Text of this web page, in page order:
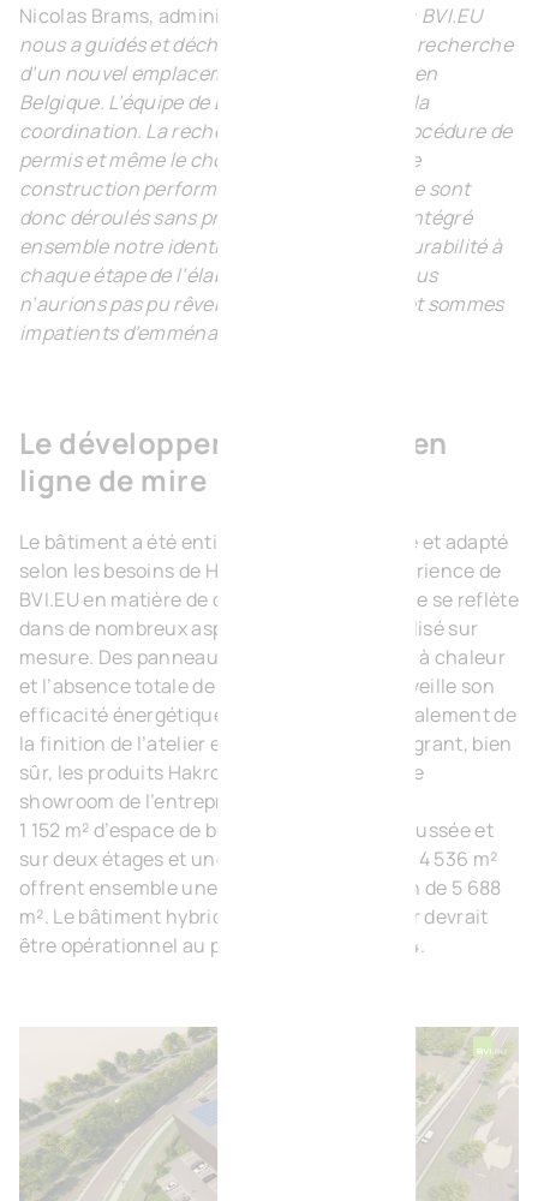
Nicolas Brams, administrateur de Hakron :
« BVI.EU
nous a guidés et déchargés de A à Z dans la recherche
d’un nouvel emplacement pour notre siège en
Belgique. L’équipe de BVI.EU a assuré toute la
coordination. La recherche du terrain, la procédure de
permis et même le choix d’une entreprise de
construction performante (Alheembouw) se sont
donc déroulés sans problème. Nous avons intégré
ensemble notre identité et notre souci de durabilité à
chaque étape de l’élaboration des plans. Nous
n’aurions pas pu rêver meilleur partenaire et sommes
impatients d’emménager à Tubize. »
Le développement durable en
ligne de mire
Le bâtiment a été entièrement personnalisé et adapté
selon les besoins de Hakron. La longue expérience de
BVI.EU en matière de développement durable se reflète
dans de nombreux aspects du bâtiment réalisé sur
mesure. Des panneaux solaires, une pompe à chaleur
et l’absence totale de gaz soulignent à merveille son
efficacité énergétique. BVI.EU se charge également de
la finition de l’atelier et des bureaux en intégrant, bien
sûr, les produits Hakron, comme un véritable
showroom de l’entreprise.
1 152 m² d’espace de bureaux au rez-de-chaussée et
sur deux étages et une zone de stockage de 4 536 m²
offrent ensemble une surface d’exploitation de 5 688
m². Le bâtiment hybride en béton et en acier devrait
être opérationnel au premier trimestre 2024.